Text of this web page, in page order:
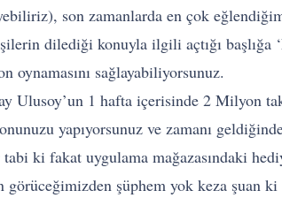
son zamanlarda en çok
dilediği konuyla ilgili açtığı başlığa
oynamasını sağlayabiliyorsunuz.
1 hafta içerisinde 2 Milyon
yapıyorsunuz ve zamanı
tabi ki fakat uygulama mağazasındaki
görüceğimizden şüphem yok keza şuan